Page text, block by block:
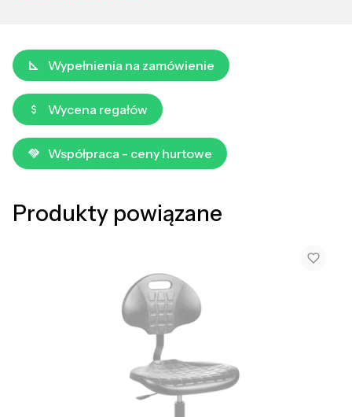
Wypełnienia na zamówienie
Wycena regałów
Współpraca - ceny hurtowe
Produkty powiązane